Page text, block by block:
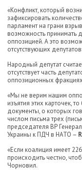
«Конфликт, который
зафиксировать
парламент на грани
возможность принимать
оппозицией. А это
отсутствующих
Народный депутат
отсутствует часть
оппозиционных
«Мы не верим нашим
изъятия этих карточек,
документы, о которых
числом письма трех
председателя ВР
Украины к ПДЧ в НАТО –
«Если коалиция имеет
происходить честно,
Чорновил.